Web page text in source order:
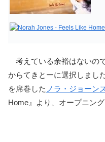
考えている余裕はないの
からてきとーに選択しまし
を席巻した ノラ・ジョーン
Home』より、オープニン